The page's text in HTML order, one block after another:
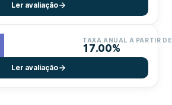
Ler avaliação
TAXA ANUAL A PARTIR DE
17.00%
Ler avaliação